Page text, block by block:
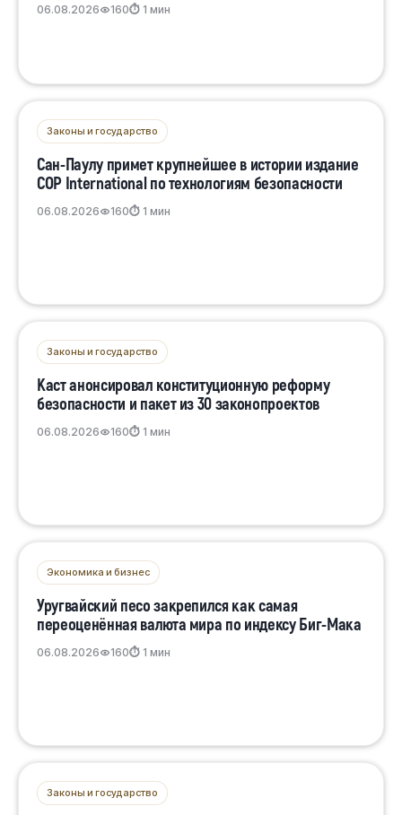
06.08.2026 160⏱ 1 мин
Законы и государство
Сан-Паулу примет крупнейшее в истории издание
COP International по технологиям безопасности
06.08.2026 160⏱ 1 мин
Законы и государство
Каст анонсировал конституционную реформу
безопасности и пакет из 30 законопроектов
06.08.2026 160⏱ 1 мин
Экономика и бизнес
Уругвайский песо закрепился как самая
переоценённая валюта мира по индексу Биг-Мака
06.08.2026 160⏱ 1 мин
Законы и государство